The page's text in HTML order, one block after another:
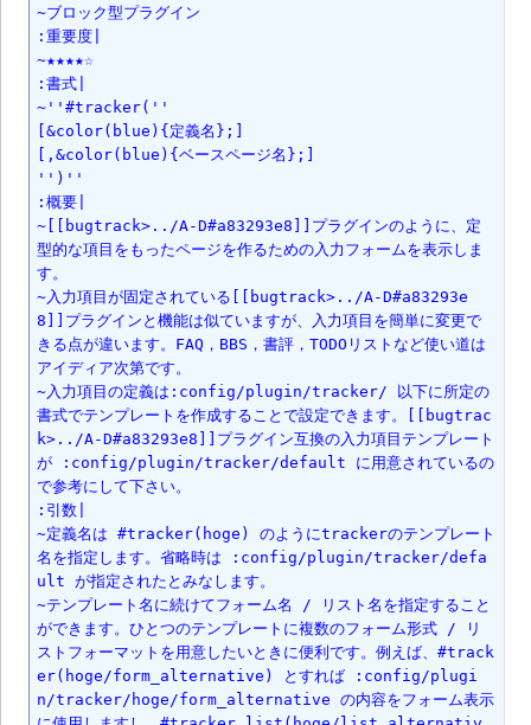
~ブロック型プラグイン
:重要度|
~★★★★☆
:書式|
~''#tracker(''
[&color(blue){定義名};]
[,&color(blue){ベースページ名};]
'')''
:概要|
~[[bugtrack>../A-D#a83293e8]]プラグインのように、定
型的な項目をもったページを作るための入力フォームを表示しま
す。
~入力項目が固定されている[[bugtrack>../A-D#a83293e
8]]プラグインと機能は似ていますが、入力項目を簡単に変更で
きる点が違います。FAQ，BBS，書評，TODOリストなど使い道は
アイディア次第です。
~入力項目の定義は:config/plugin/tracker/ 以下に所定の
書式でテンプレートを作成することで設定できます。[[bugtrac
k>../A-D#a83293e8]]プラグイン互換の入力項目テンプレート
が :config/plugin/tracker/default に用意されているの
で参考にして下さい。
:引数|
~定義名は #tracker(hoge) のようにtrackerのテンプレート
名を指定します。省略時は :config/plugin/tracker/defa
ult が指定されたとみなします。
~テンプレート名に続けてフォーム名 / リスト名を指定すること
ができます。ひとつのテンプレートに複数のフォーム形式 / リ
ストフォーマットを用意したいときに便利です。例えば、#track
er(hoge/form_alternative) とすれば :config/plugi
n/tracker/hoge/form_alternative の内容をフォーム表示